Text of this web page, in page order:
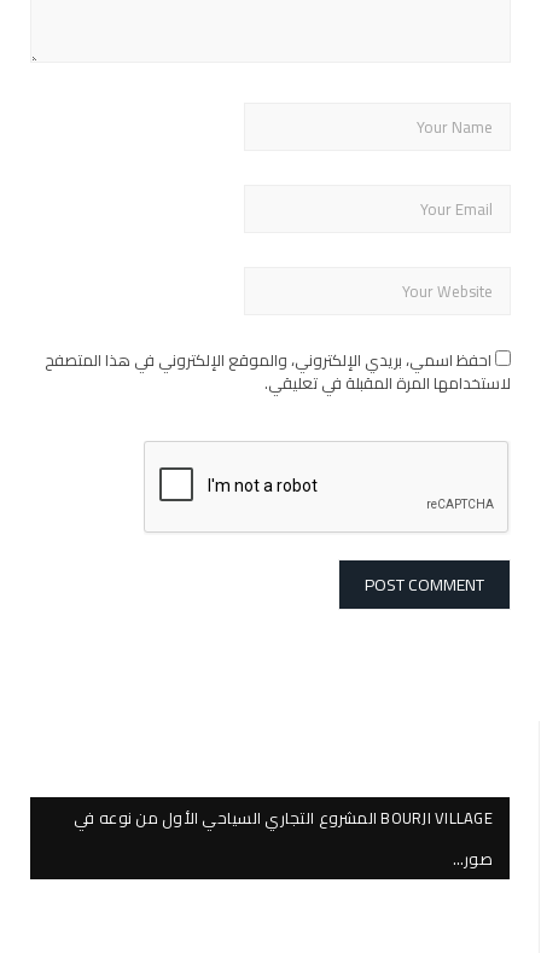
احفظ اسمي، بريدي الإلكتروني، والموقع الإلكتروني في هذا المتصفح
لاستخدامها المرة المقبلة في تعليقي.
BOURJI VILLAGE المشروع التجاري السياحي الأول من نوعه في
صور…